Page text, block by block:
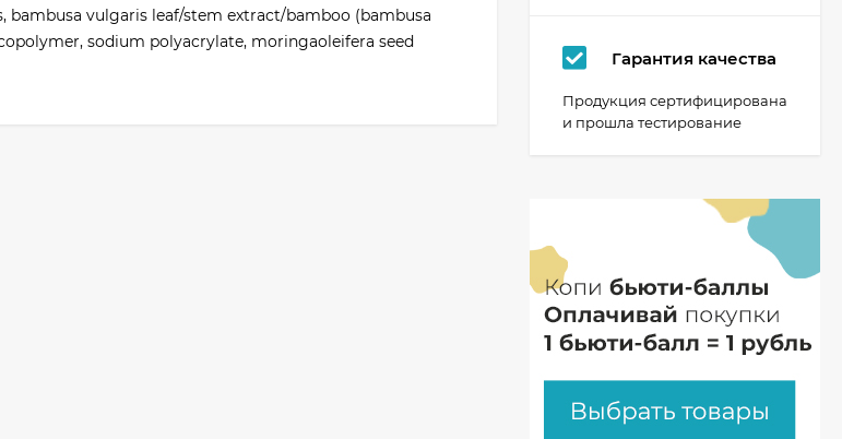
bambusa vulgaris leaf/stem extract/bamboo (bambusa
sodium polyacrylate, moringaoleifera seed
Гарантия качества
Продукция сертифицирована
и прошла тестирование